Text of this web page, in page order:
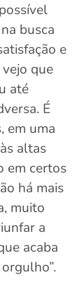
busca
e
que
até
É
em uma
altas
em certos
há mais
muito
a
acaba